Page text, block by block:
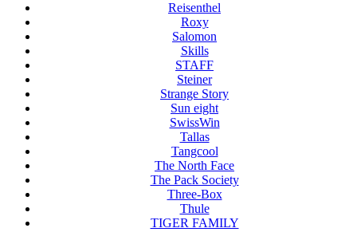
Reisenthel
Roxy
Salomon
Skills
STAFF
Steiner
Strange Story
Sun eight
SwissWin
Tallas
Tangcool
The North Face
The Pack Society
Three-Box
Thule
TIGER FAMILY